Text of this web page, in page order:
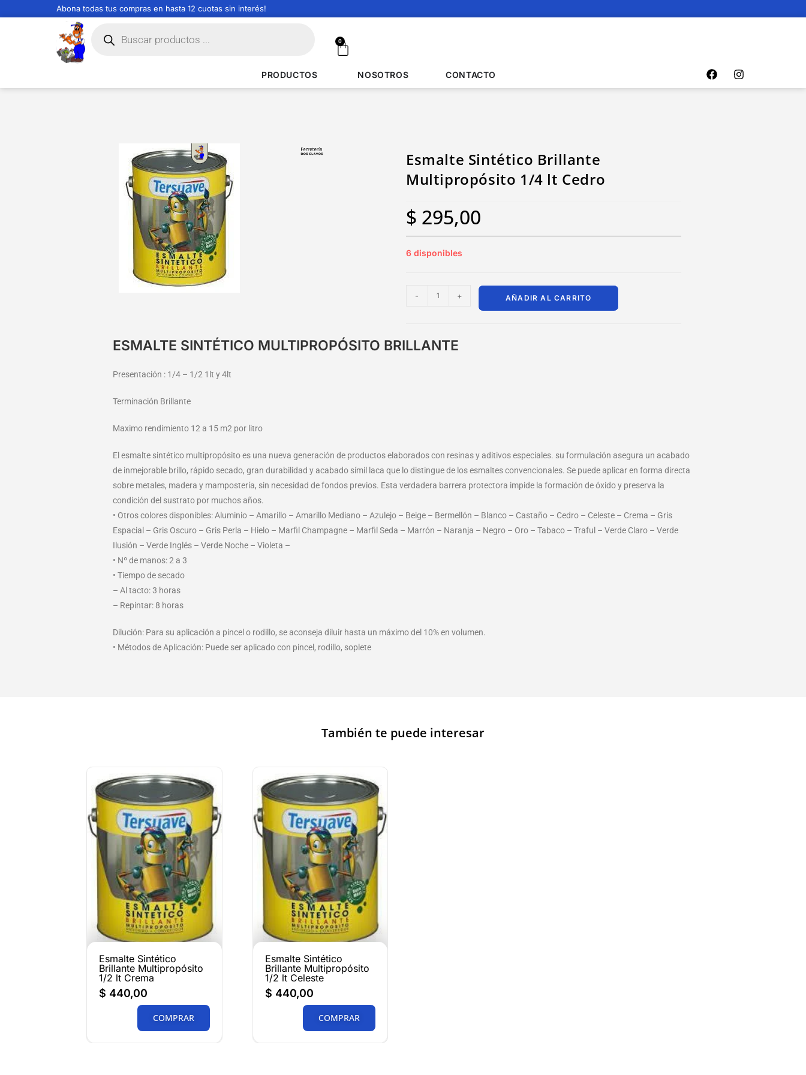
Abona todas tus compras en hasta 12 cuotas sin interés!
0
PRODUCTOS NOSOTROS CONTACTO
Esmalte Sintético Brillante
Multipropósito 1/4 lt Cedro
$ 295,00
6 disponibles
- + AÑADIR AL CARRITO
ESMALTE SINTÉTICO MULTIPROPÓSITO BRILLANTE
Presentación : 1/4 – 1/2 1lt y 4lt
Terminación Brillante
Maximo rendimiento 12 a 15 m2 por litro
El esmalte sintético multipropósito es una nueva generación de productos elaborados con resinas y aditivos especiales. su formulación asegura un acabado
de inmejorable brillo, rápido secado, gran durabilidad y acabado símil laca que lo distingue de los esmaltes convencionales. Se puede aplicar en forma directa
sobre metales, madera y mampostería, sin necesidad de fondos previos. Esta verdadera barrera protectora impide la formación de óxido y preserva la
condición del sustrato por muchos años.
• Otros colores disponibles: Aluminio – Amarillo – Amarillo Mediano – Azulejo – Beige – Bermellón – Blanco – Castaño – Cedro – Celeste – Crema – Gris
Espacial – Gris Oscuro – Gris Perla – Hielo – Marfil Champagne – Marfil Seda – Marrón – Naranja – Negro – Oro – Tabaco – Traful – Verde Claro – Verde
Ilusión – Verde Inglés – Verde Noche – Violeta –
• Nº de manos: 2 a 3
• Tiempo de secado
– Al tacto: 3 horas
– Repintar: 8 horas
Dilución: Para su aplicación a pincel o rodillo, se aconseja diluir hasta un máximo del 10% en volumen.
• Métodos de Aplicación: Puede ser aplicado con pincel, rodillo, soplete
También te puede interesar
Esmalte Sintético
Brillante Multipropósito
1/2 lt Crema
$ 440,00
COMPRAR
Esmalte Sintético
Brillante Multipropósito
1/2 lt Celeste
$ 440,00
COMPRAR